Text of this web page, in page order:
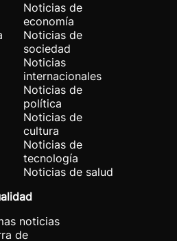
Noticias de
economía
Noticias de
sociedad
Noticias
internacionales
Noticias de
política
Noticias de
cultura
Noticias de
tecnología
Noticias de salud
noticias
de